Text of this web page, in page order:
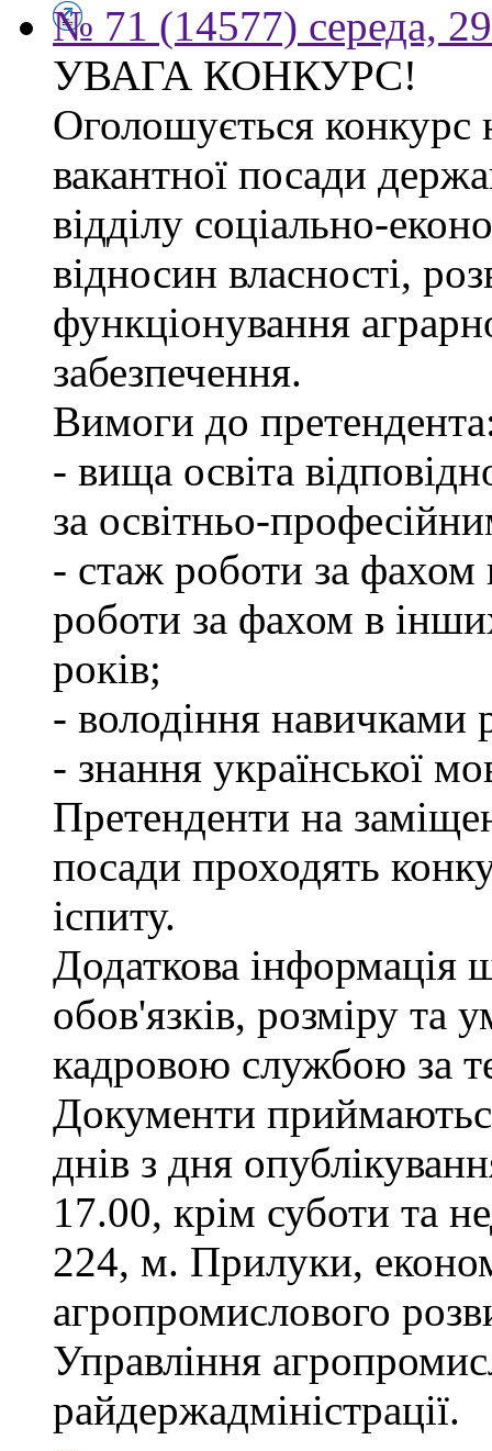
№ 71 (14577) середа,
УВАГА КОНКУРС!
Оголошується конкурс
вакантної посади
відділу соціально-
відносин власності,
функціонування
забезпечення.
Вимоги до
- вища освіта
за освітньо-
- стаж роботи за
роботи за фахом в
років;
- володіння навичками
- знання української
Претенденти на
посади проходять
іспиту.
Додаткова інформація
обов'язків, розміру та
кадровою службою за
Документи
днів з дня
17.00, крім суботи та
224, м. Прилуки,
агропромислового
Управління
райдержадміністрації.